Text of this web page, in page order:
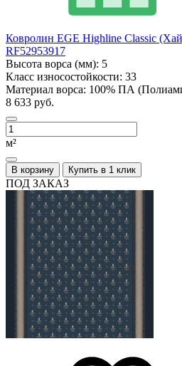
Ковролин EGE Highline Classic
RF52953917
Высота ворса (мм): 5
Класс износостойкости: 33
Материал ворса: 100% ПА
8 633 руб.
м²
В корзину Купить в 1 клик
ПОД ЗАКАЗ